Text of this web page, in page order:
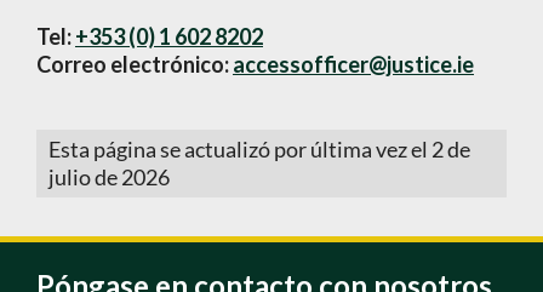
Tel:+353 (0) 1 602 8202
Correo electrónico:accessofficer@justice.ie
Esta página se actualizó por última vez el 2 de
julio de 2026